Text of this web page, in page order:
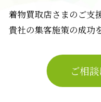
着物買取店さまのご支
貴社の集客施策の成功
ご相